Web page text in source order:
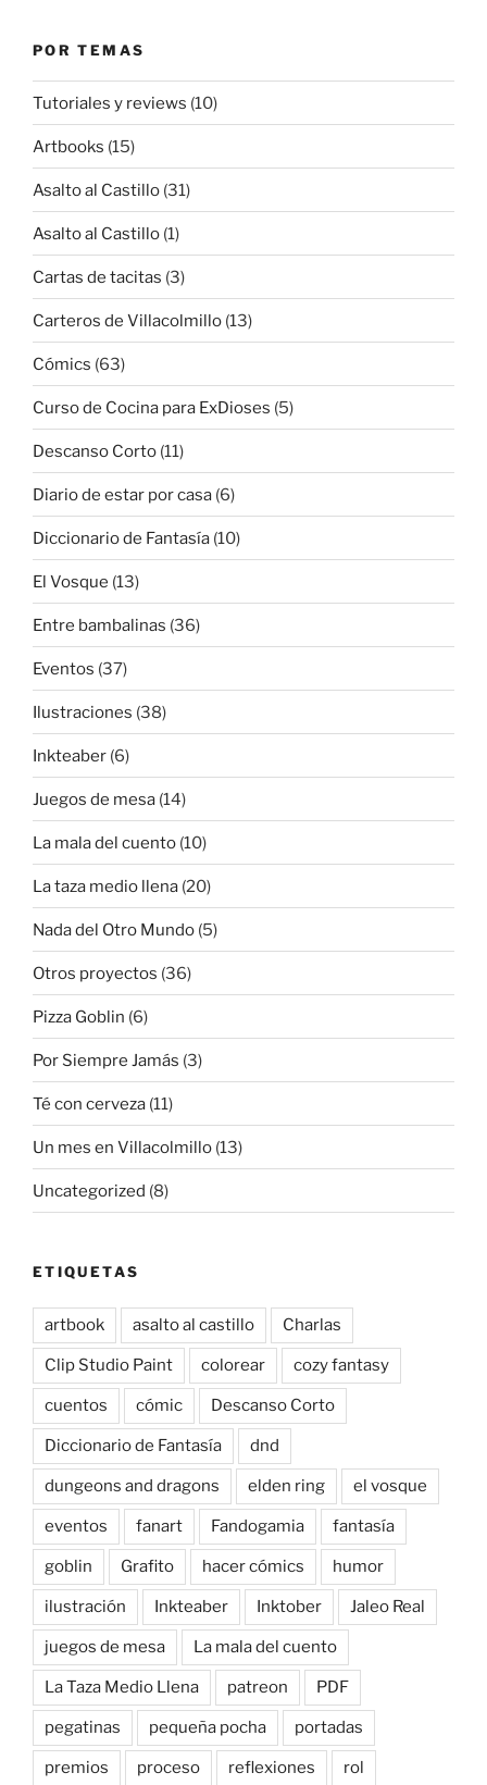
POR TEMAS
Tutoriales y reviews (10)
Artbooks (15)
Asalto al Castillo (31)
Asalto al Castillo (1)
Cartas de tacitas (3)
Carteros de Villacolmillo (13)
Cómics (63)
Curso de Cocina para ExDioses (5)
Descanso Corto (11)
Diario de estar por casa (6)
Diccionario de Fantasía (10)
El Vosque (13)
Entre bambalinas (36)
Eventos (37)
Ilustraciones (38)
Inkteaber (6)
Juegos de mesa (14)
La mala del cuento (10)
La taza medio llena (20)
Nada del Otro Mundo (5)
Otros proyectos (36)
Pizza Goblin (6)
Por Siempre Jamás (3)
Té con cerveza (11)
Un mes en Villacolmillo (13)
Uncategorized (8)
ETIQUETAS
artbook asalto al castillo Charlas
Clip Studio Paint colorear cozy fantasy
cuentos cómic Descanso Corto
Diccionario de Fantasía dnd
dungeons and dragons elden ring el vosque
eventos fanart Fandogamia fantasía
goblin Grafito hacer cómics humor
ilustración Inkteaber Inktober Jaleo Real
juegos de mesa La mala del cuento
La Taza Medio Llena patreon PDF
pegatinas pequeña pocha portadas
premios proceso reflexiones rol